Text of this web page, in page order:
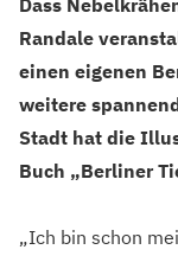
Dass
Randale
einen eigenen
weitere
Stadt hat die
Buch „Berliner
„Ich bin schon